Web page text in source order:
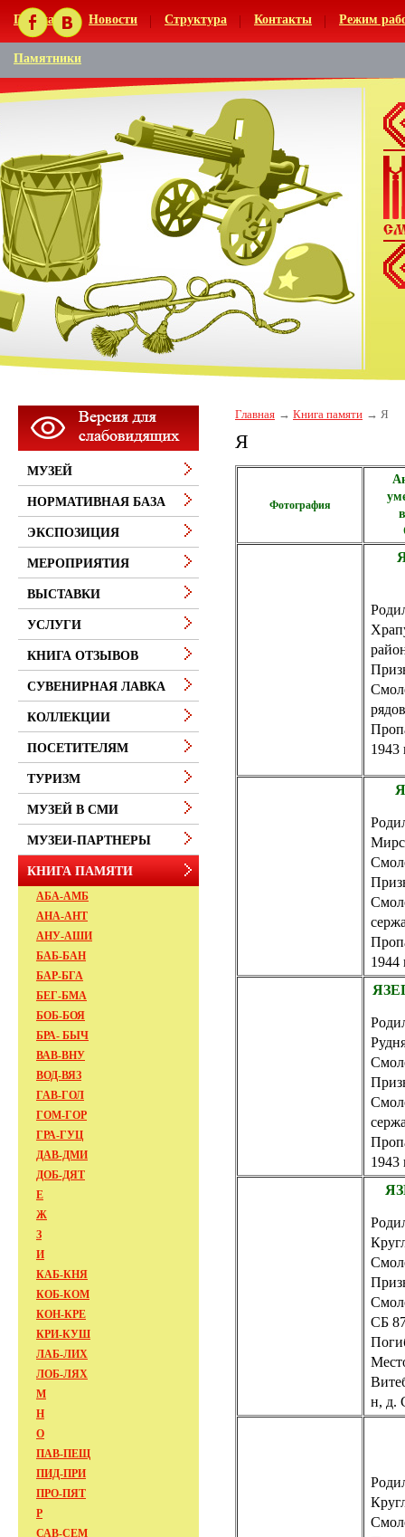
Главная Новости Структура Контакты Режим
Памятники
Главная Книга памяти Я
Я
Фотография
1943
1944
1943
СБ
н, д.
МУЗЕЙ
НОРМАТИВНАЯ БАЗА
ЭКСПОЗИЦИЯ
МЕРОПРИЯТИЯ
ВЫСТАВКИ
УСЛУГИ
КНИГА ОТЗЫВОВ
СУВЕНИРНАЯ ЛАВКА
КОЛЛЕКЦИИ
ПОСЕТИТЕЛЯМ
ТУРИЗМ
МУЗЕЙ В СМИ
МУЗЕИ-ПАРТНЕРЫ
КНИГА ПАМЯТИ
АБА-АМБ
АНА-АНТ
АНУ-АШИ
БАБ-БАН
БАР-БГА
БЕГ-БМА
БОБ-БОЯ
БРА- БЫЧ
ВАВ-ВНУ
ВОД-ВЯЗ
ГАВ-ГОЛ
ГОМ-ГОР
ГРА-ГУЦ
ДАВ-ДМИ
ДОБ-ДЯТ
Е
Ж
З
И
КАБ-КНЯ
КОБ-КОМ
КОН-КРЕ
КРИ-КУШ
ЛАБ-ЛИХ
ЛОБ-ЛЯХ
М
Н
О
ПАВ-ПЕЩ
ПИД-ПРИ
ПРО-ПЯТ
Р
САВ-СЕМ